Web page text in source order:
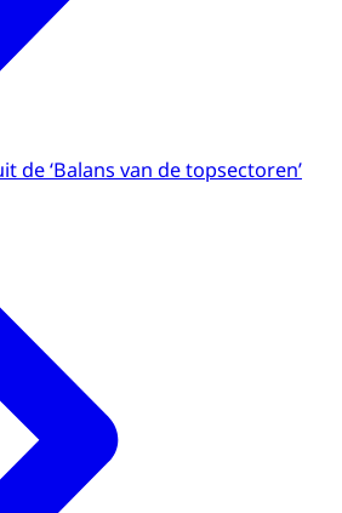
de ‘Balans van de topsectoren’